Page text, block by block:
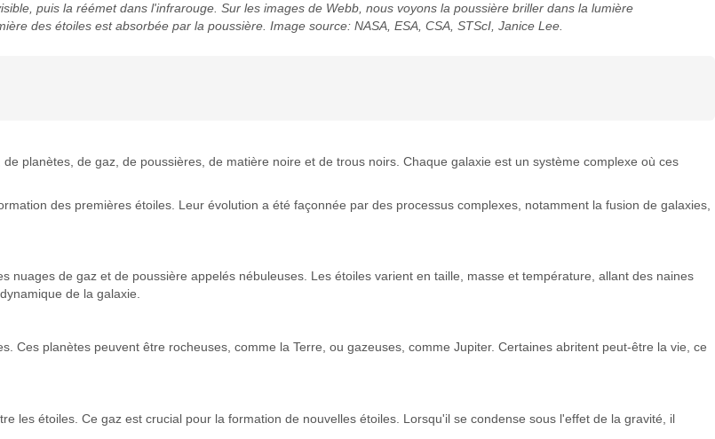
puis la réémet dans l'infrarouge. Sur les images de Webb, nous voyons la poussière briller dans la lumière
des étoiles est absorbée par la poussière. Image source: NASA, ESA, CSA, STScI, Janice Lee.
planètes, de gaz, de poussières, de matière noire et de trous noirs. Chaque galaxie est un système complexe où ces
des premières étoiles. Leur évolution a été façonnée par des processus complexes, notamment la fusion de galaxies,
nuages de gaz et de poussière appelés nébuleuses. Les étoiles varient en taille, masse et température, allant des naines
de la galaxie.
Ces planètes peuvent être rocheuses, comme la Terre, ou gazeuses, comme Jupiter. Certaines abritent peut-être la vie, ce
les étoiles. Ce gaz est crucial pour la formation de nouvelles étoiles. Lorsqu'il se condense sous l'effet de la gravité, il